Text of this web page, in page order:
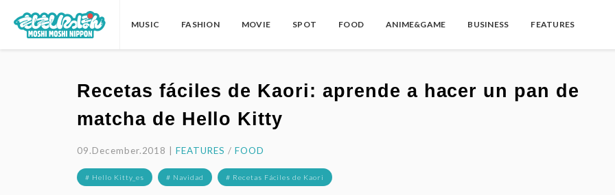
MUSIC FASHION MOVIE SPOT FOOD ANIME&GAME BUSINESS FEATURES
Recetas fáciles de Kaori: aprende a hacer un pan de
matcha de Hello Kitty
09.December.2018 |FEATURES / FOOD
# Hello Kitty_es # Navidad # Recetas Fáciles de Kaori